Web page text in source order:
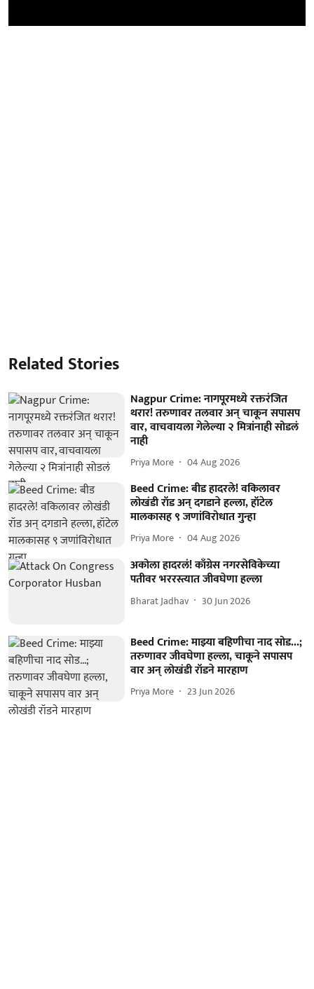
Related Stories
Nagpur Crime: नागपूरमध्ये रक्तरंजित
थरार! तरुणावर तलवार अन् चाकून सपासप
वार, वाचवायला गेलेल्या २ मित्रांनाही सोडलं
नाही
Priya More 04 Aug 2026
Beed Crime: बीड हादरले! वकिलावर
लोखंडी रॉड अन् दगडाने हल्ला, हॉटेल
मालकासह ९ जणांविरोधात गुन्हा
Priya More 04 Aug 2026
अकोला हादरलं! काँग्रेस नगरसेविकेच्या
पतीवर भररस्त्यात जीवघेणा हल्ला
Bharat Jadhav 30 Jun 2026
Beed Crime: माझ्या बहिणीचा नाद सोड...;
तरुणावर जीवघेणा हल्ला, चाकूने सपासप
वार अन् लोखंडी रॉडने मारहाण
Priya More 23 Jun 2026